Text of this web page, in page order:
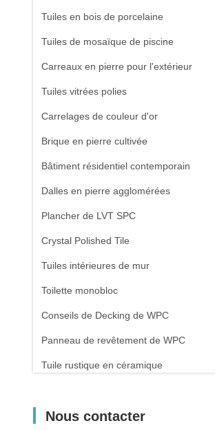
Tuiles en bois de porcelaine
Tuiles de mosaïque de piscine
Carreaux en pierre pour l'extérieur
Tuiles vitrées polies
Carrelages de couleur d'or
Brique en pierre cultivée
Bâtiment résidentiel contemporain
Dalles en pierre agglomérées
Plancher de LVT SPC
Crystal Polished Tile
Tuiles intérieures de mur
Toilette monobloc
Conseils de Decking de WPC
Panneau de revêtement de WPC
Tuile rustique en céramique
Nous contacter